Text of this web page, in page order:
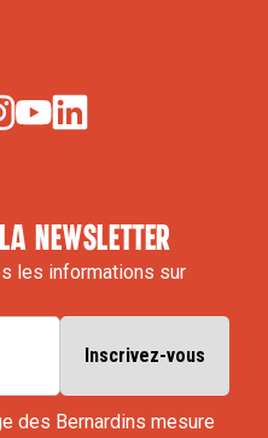
newsletter
les informations sur
des Bernardins mesure